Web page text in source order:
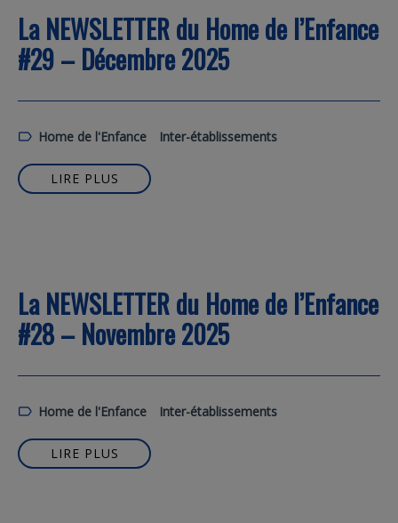
La NEWSLETTER du Home de l’Enfance
#29 – Décembre 2025
Home de l'Enfance Inter-établissements
LIRE PLUS
La NEWSLETTER du Home de l’Enfance
#28 – Novembre 2025
Home de l'Enfance Inter-établissements
LIRE PLUS